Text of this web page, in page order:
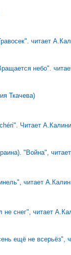
читает
небо".
Ткачева)
Читает
"Война",
читает
не снег", читает
ещё не всерьёз",